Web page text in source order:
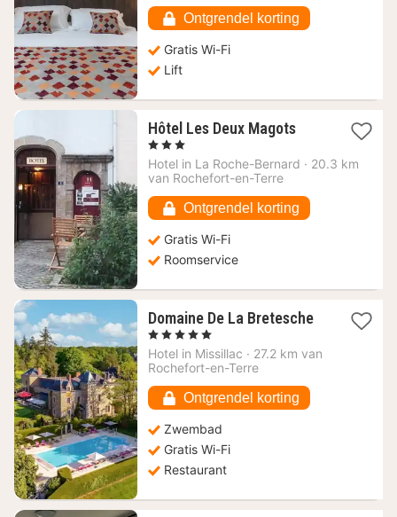
€
Ontgrendel korting
Gratis Wi-Fi
Lift
Hôtel Les Deux Magots1
vanaf
, 3 Sterren
Hotel in La Roche-Bernard · 20.3 km
van Rochefort-en-Terre
Ontgrendel korting
Gratis Wi-Fi
Roomservice
Domaine De La Bretesche1
vanaf
, 5 Sterren
Hotel in Missillac · 27.2 km van
Rochefort-en-Terre
Ontgrendel korting
Zwembad
Gratis Wi-Fi
Restaurant